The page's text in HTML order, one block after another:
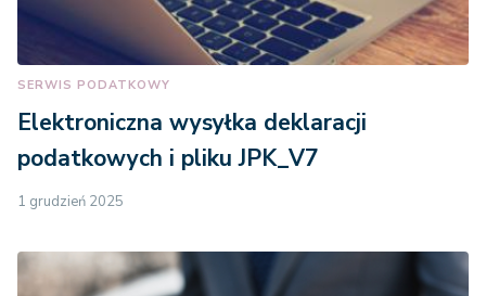
SERWIS PODATKOWY
Elektroniczna wysyłka deklaracji
podatkowych i pliku JPK_V7
1 grudzień 2025